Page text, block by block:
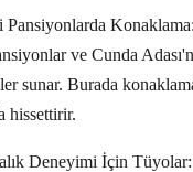
Pansiyonlarda Konaklama:
ve Cunda
sunar. Burada
hissettirir.
Deneyimi İçin Tüyolar: